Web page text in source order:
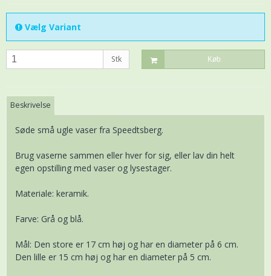
Vælg Variant
Stk Køb
Beskrivelse
Søde små ugle vaser fra Speedtsberg.
Brug vaserne sammen eller hver for sig, eller lav din helt
egen opstilling med vaser og lysestager.
Materiale: keramik.
Farve: Grå og blå.
Mål: Den store er 17 cm høj og har en diameter på 6 cm.
Den lille er 15 cm høj og har en diameter på 5 cm.